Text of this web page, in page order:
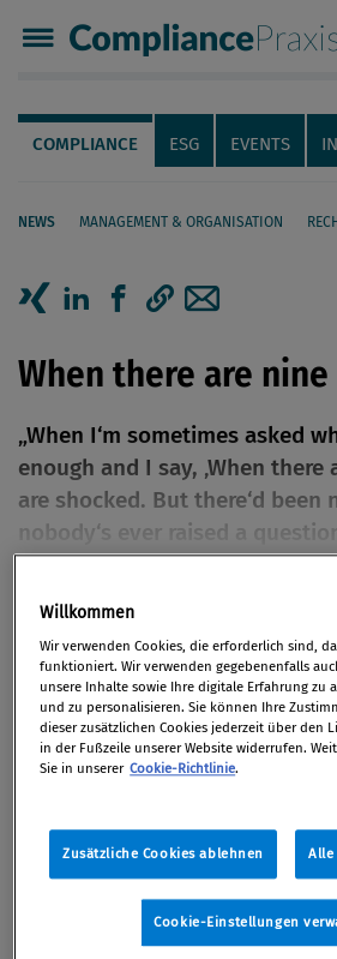
Compliance Praxis
Servicenavigation
Navigation
COMPLIANCE ESG EVENTS
NEWS MANAGEMENT & ORGANISATION
Seiteninhalt
When there are
„When I‘m sometimes asked
enough and I say, ‚When there
are shocked. But there‘d been
nobody‘s ever raised a
LL.B.
27. Mai 2025 / Erschienen in
2/2025, S. 48
Supreme Court und
Höchstrichterinnen es denn
(endlich) zufrieden sei. Doch
Compliance Praxis
Willkommen
Wir verwenden Cookies, die erforderlich sind,
funktioniert. Wir verwenden gegebenenfalls
unsere Inhalte sowie Ihre digitale Erfahrung zu
und zu personalisieren. Sie können Ihre
dieser zusätzlichen Cookies jederzeit über den
in der Fußzeile unserer Website widerrufen.
Sie in unserer Cookie-Richtlinie.
Zusätzliche Cookies ablehnen Alle
Cookie-Einstellungen